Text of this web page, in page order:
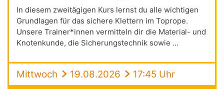
In diesem zweitägigen Kurs lernst du alle wichtigen
Grundlagen für das sichere Klettern im Toprope.
Unsere Trainer*innen vermitteln dir die Material- und
Knotenkunde, die Sicherungstechnik sowie ...
Mittwoch 19.08.2026
17:45 Uhr